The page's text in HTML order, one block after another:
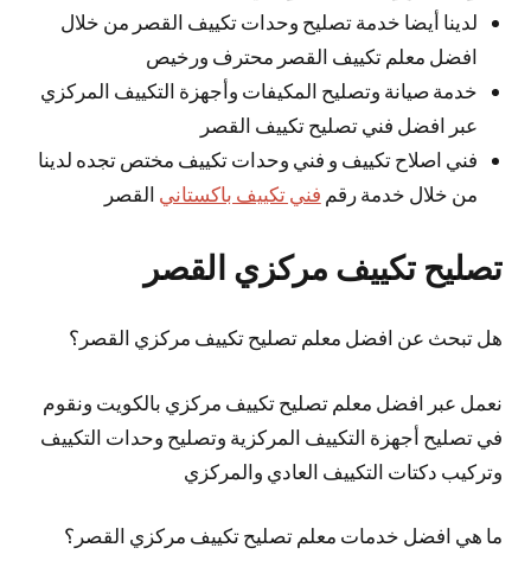
لدينا أيضا خدمة تصليح وحدات تكييف القصر من خلال
افضل معلم تكييف القصر محترف ورخيص
خدمة صيانة وتصليح المكيفات وأجهزة التكييف المركزي
عبر افضل فني تصليح تكييف القصر
فني اصلاح تكييف و فني وحدات تكييف مختص تجده لدينا
من خلال خدمة رقم فني تكييف باكستاني القصر
تصليح تكييف مركزي القصر
هل تبحث عن افضل معلم تصليح تكييف مركزي القصر؟
نعمل عبر افضل معلم تصليح تكييف مركزي بالكويت ونقوم
في تصليح أجهزة التكييف المركزية وتصليح وحدات التكييف
وتركيب دكتات التكييف العادي والمركزي
ما هي افضل خدمات معلم تصليح تكييف مركزي القصر؟